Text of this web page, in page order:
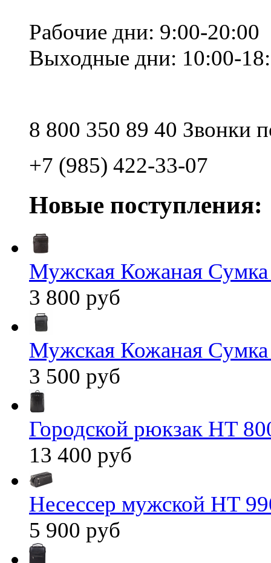
Рабочие дни: 9:00-20:00
Выходные дни: 10:00-
8 800 350 89 40 Звонки
+7 (985) 422-33-07
Новые поступления:
Мужская Кожаная
3 800 руб
Мужская Кожаная
3 500 руб
Городской рюкзак HT
13 400 руб
Несессер мужской HT
5 900 руб